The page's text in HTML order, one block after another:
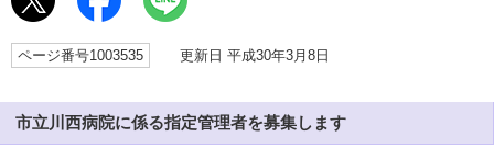
ページ番号1003535 更新日 平成30年3月8日
市立川西病院に係る指定管理者を募集します